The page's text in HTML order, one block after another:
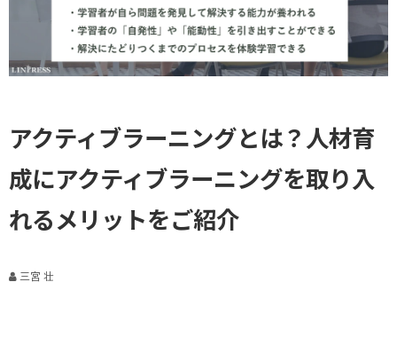
アクティブラーニングとは？人材育
成にアクティブラーニングを取り入
れるメリットをご紹介
三宮 壮